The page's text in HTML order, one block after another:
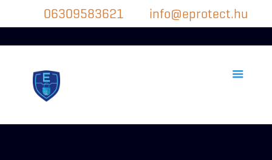
06309583621 info@eprotect.hu